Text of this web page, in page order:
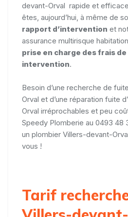
devant-Orval rapide et
êtes, aujourd’hui, à même de
rapport d’intervention et
assurance multirisque
prise en charge des frais
intervention.
Besoin d’une recherche de
Orval et d’une réparation fuite
Orval irréprochables et peu
Speedy Plomberie au 0493 48
un plombier Villers-devant-
vous !
Tarif